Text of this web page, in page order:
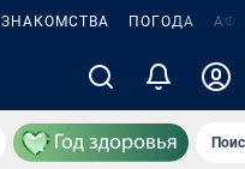
ЗНАКОМСТВА ПОГОДА